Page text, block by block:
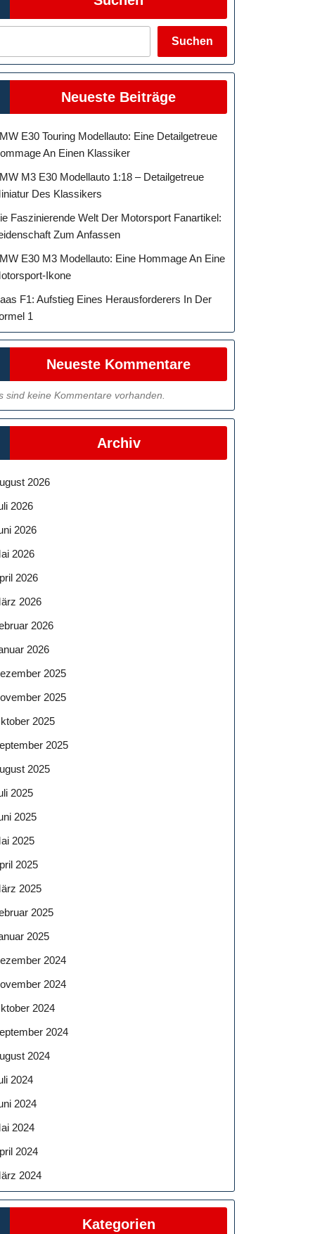
Suchen
Neueste Beiträge
E30 Touring Modellauto: Eine Detailgetreue
An Einen Klassiker
M3 E30 Modellauto 1:18 – Detailgetreue
Des Klassikers
Faszinierende Welt Der Motorsport Fanartikel:
Zum Anfassen
E30 M3 Modellauto: Eine Hommage An Eine
Ikone
F1: Aufstieg Eines Herausforderers In Der
1
Neueste Kommentare
sind keine Kommentare vorhanden.
Archiv
2026
2026
2026
2026
2026
2026
2026
2026
2025
2025
2025
2025
2025
2025
2025
2025
2025
2025
2025
2025
2024
2024
2024
2024
2024
2024
2024
2024
2024
2024
Kategorien